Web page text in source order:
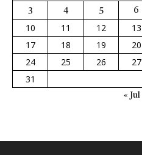
3 4 5 6
10
11 12 13
17
18 19 20
24
25 26 27
31
« Jul